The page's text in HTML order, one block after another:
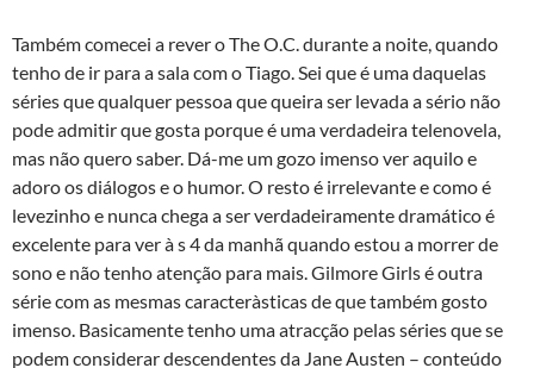
Também comecei a rever o The O.C. durante a noite, quando
tenho de ir para a sala com o Tiago. Sei que é uma daquelas
séries que qualquer pessoa que queira ser levada a sério não
pode admitir que gosta porque é uma verdadeira telenovela,
mas não quero saber. Dá-me um gozo imenso ver aquilo e
adoro os diálogos e o humor. O resto é irrelevante e como é
levezinho e nunca chega a ser verdadeiramente dramático é
excelente para ver à s 4 da manhã quando estou a morrer de
sono e não tenho atenção para mais. Gilmore Girls é outra
série com as mesmas caracterà­sticas de que também gosto
imenso. Basicamente tenho uma atracção pelas séries que se
podem considerar descendentes da Jane Austen – conteúdo